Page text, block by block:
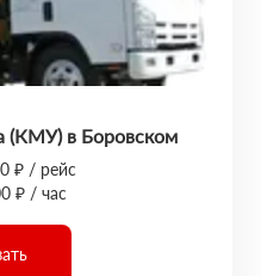
(КМУ) в Боровском
₽ / рейс
₽ / час